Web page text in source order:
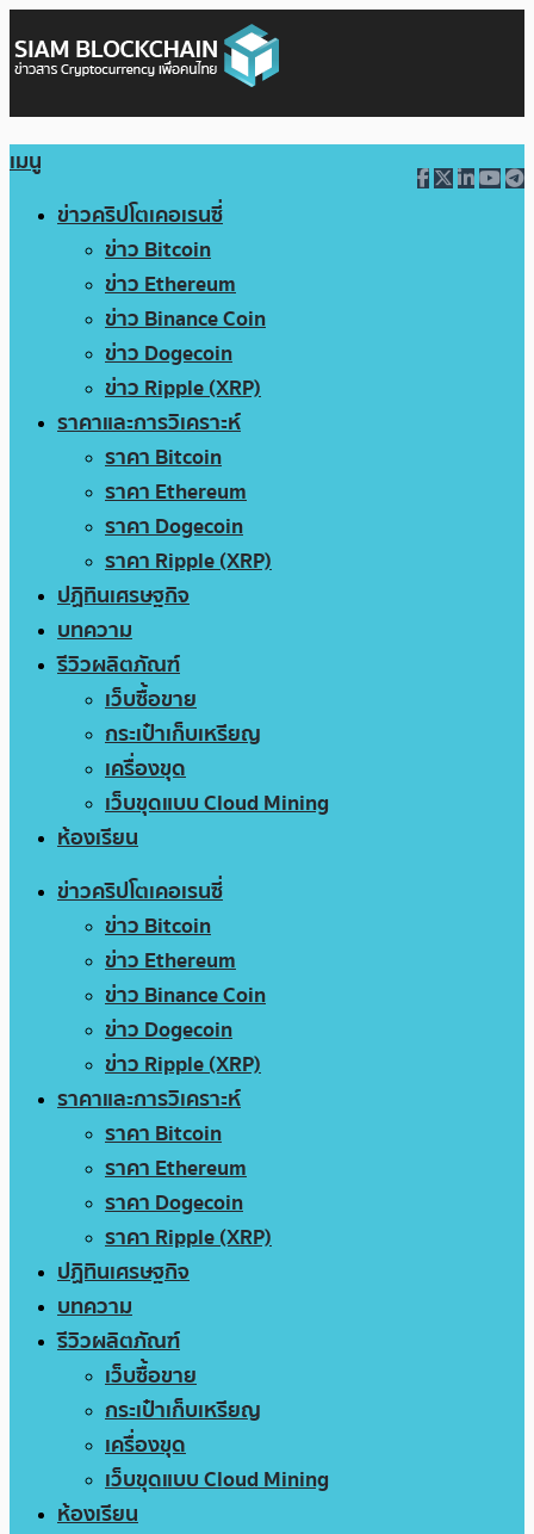
เมนู
ข่าวคริปโตเคอเรนซี่
ข่าว Bitcoin
ข่าว Ethereum
ข่าว Binance Coin
ข่าว Dogecoin
ข่าว Ripple (XRP)
ราคาและการวิเคราะห์
ราคา Bitcoin
ราคา Ethereum
ราคา Dogecoin
ราคา Ripple (XRP)
ปฏิทินเศรษฐกิจ
บทความ
รีวิวผลิตภัณฑ์
เว็บซื้อขาย
กระเป๋าเก็บเหรียญ
เครื่องขุด
เว็บขุดแบบ Cloud Mining
ห้องเรียน
ข่าวคริปโตเคอเรนซี่
ข่าว Bitcoin
ข่าว Ethereum
ข่าว Binance Coin
ข่าว Dogecoin
ข่าว Ripple (XRP)
ราคาและการวิเคราะห์
ราคา Bitcoin
ราคา Ethereum
ราคา Dogecoin
ราคา Ripple (XRP)
ปฏิทินเศรษฐกิจ
บทความ
รีวิวผลิตภัณฑ์
เว็บซื้อขาย
กระเป๋าเก็บเหรียญ
เครื่องขุด
เว็บขุดแบบ Cloud Mining
ห้องเรียน